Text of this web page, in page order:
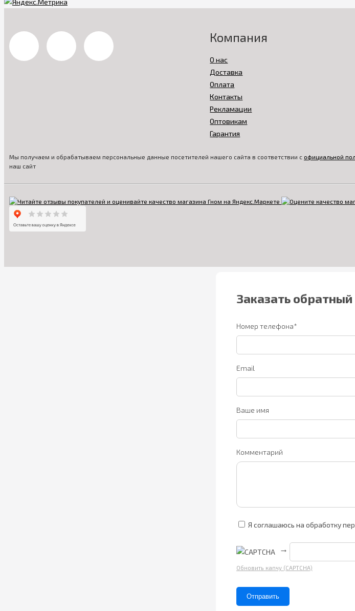
Компания
О нас
Доставка
Оплата
Контакты
Рекламации
Оптовикам
Гарантия
Мы получаем и обрабатываем персональные данные посетителей нашего сайта в соответствии с официальной
наш сайт
Заказать обратный
Номер телефона*
Email
Ваше имя
Комментарий
Я соглашаюсь на обработку
→
Обновить капчу (CAPTCHA)